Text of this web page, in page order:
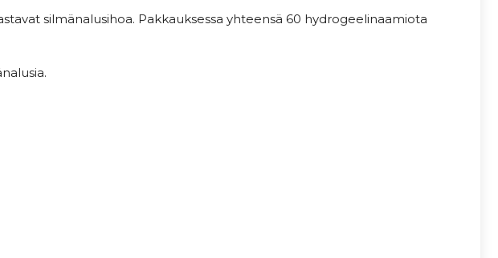
silmänalusihoa. Pakkauksessa yhteensä 60 hydrogeelinaamiota